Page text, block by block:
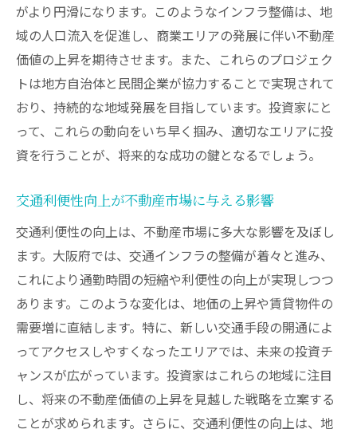
がより円滑になります。このようなインフラ整備は、地
域の人口流入を促進し、商業エリアの発展に伴い不動産
価値の上昇を期待させます。また、これらのプロジェク
トは地方自治体と民間企業が協力することで実現されて
おり、持続的な地域発展を目指しています。投資家にと
って、これらの動向をいち早く掴み、適切なエリアに投
資を行うことが、将来的な成功の鍵となるでしょう。
交通利便性向上が不動産市場に与える影響
交通利便性の向上は、不動産市場に多大な影響を及ぼし
ます。大阪府では、交通インフラの整備が着々と進み、
これにより通勤時間の短縮や利便性の向上が実現しつつ
あります。このような変化は、地価の上昇や賃貸物件の
需要増に直結します。特に、新しい交通手段の開通によ
ってアクセスしやすくなったエリアでは、未来の投資チ
ャンスが広がっています。投資家はこれらの地域に注目
し、将来の不動産価値の上昇を見越した戦略を立案する
ことが求められます。さらに、交通利便性の向上は、地